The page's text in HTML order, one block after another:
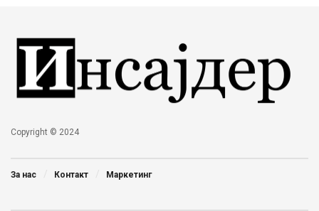
Copyright © 2024
За нас Контакт Маркетинг